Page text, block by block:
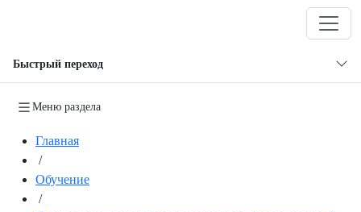
Быстрый переход
Меню раздела
Главная
/
Обучение
/